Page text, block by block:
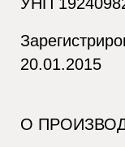
20.01.2015
О